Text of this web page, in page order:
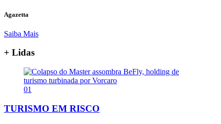
Agazetta
Saiba Mais
+ Lidas
01
TURISMO EM RISCO